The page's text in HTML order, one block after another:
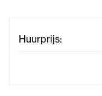
Huurprijs: